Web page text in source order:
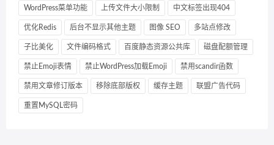
WordPress菜单功能 上传文件大小限制 中文标签出现404
优化Redis 后台不显示其他主题 图像 SEO 多站点修改
子比美化 文件编码格式 百度静态资源公共库 磁盘配额管理
禁止Emoji表情 禁止WordPress加载Emoji 禁用scandir函数
禁用文章修订版本 移除底部版权 缓存主题 联盟广告代码
重置MySQL密码